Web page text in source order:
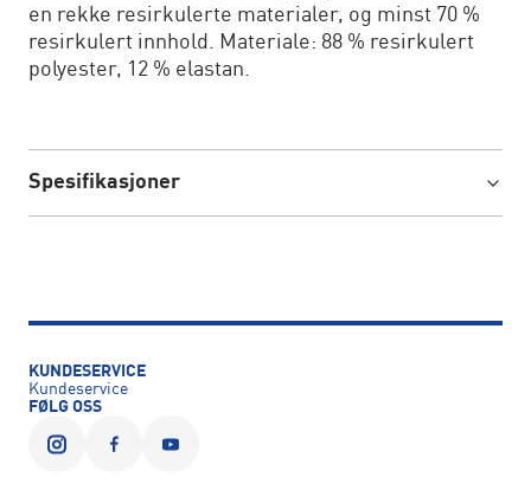
en rekke resirkulerte materialer, og minst 70 %
resirkulert innhold. Materiale: 88 % resirkulert
polyester, 12 % elastan.
Spesifikasjoner
KUNDESERVICE
Kundeservice
FØLG OSS